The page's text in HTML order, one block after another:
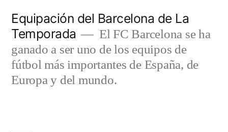
contenido
Equipación del Barcelona de La
Temporada
El FC Barcelona se ha
ganado a ser uno de los equipos de
fútbol más importantes de España, de
Europa y del mundo.